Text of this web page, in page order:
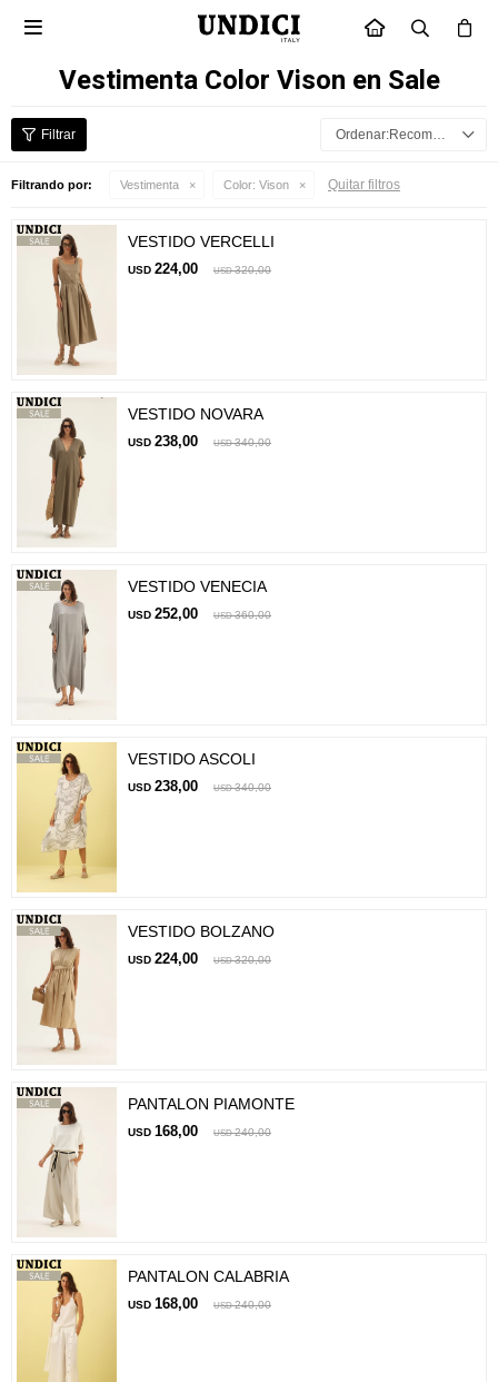
INICIO

Vestimenta Color Vison en Sale
Recomendados
Filtrando por: Vestimenta Color: Vison Quitar filtros
VESTIDO VERCELLI
USD 224,00 USD 320,00
VESTIDO NOVARA
USD 238,00 USD 340,00
VESTIDO VENECIA
USD 252,00 USD 360,00
VESTIDO ASCOLI
USD 238,00 USD 340,00
VESTIDO BOLZANO
USD 224,00 USD 320,00
PANTALON PIAMONTE
USD 168,00 USD 240,00
PANTALON CALABRIA
USD 168,00 USD 240,00